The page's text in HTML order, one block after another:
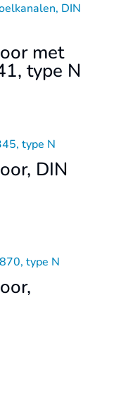
met
type N
DIN